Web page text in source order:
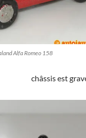
Alfa Romeo 158
châssis est